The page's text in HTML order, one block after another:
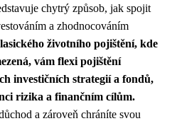
chytrý způsob, jak spojit
a zhodnocováním
životního pojištění, kde
vám flexi pojištění
investičních strategií a fondů,
rizika a finančním cílům.
a zároveň chráníte svou